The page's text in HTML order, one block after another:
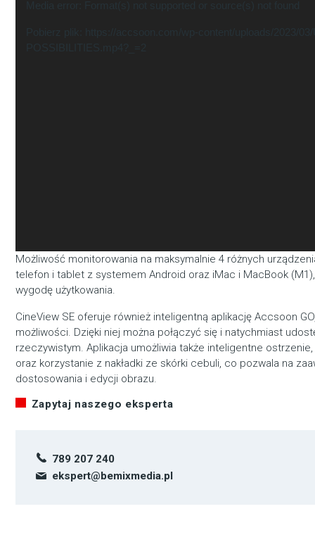
Możliwość monitorowania na maksymalnie 4 różnych
telefon i tablet z systemem Android oraz iMac i MacBook
wygodę użytkowania.
CineView SE oferuje również inteligentną aplikację Accsoon
możliwości. Dzięki niej można połączyć się i natychmiast
rzeczywistym. Aplikacja umożliwia także inteligentne ostrzenie,
oraz korzystanie z nakładki ze skórki cebuli, co pozwala na
dostosowania i edycji obrazu.
Zapytaj naszego eksperta
789 207 240
ekspert@bemixmedia.pl